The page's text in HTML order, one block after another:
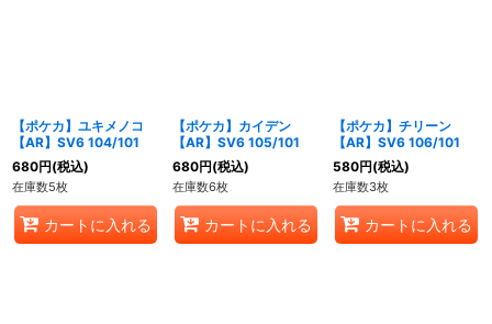
【ポケカ】ユキメノコ
【AR】SV6 104/101
680円(税込)
在庫数5枚
カートに入れる
【ポケカ】カイデン
【AR】SV6 105/101
680円(税込)
在庫数6枚
カートに入れる
【ポケカ】チリーン
【AR】SV6 106/101
580円(税込)
在庫数3枚
カートに入れる